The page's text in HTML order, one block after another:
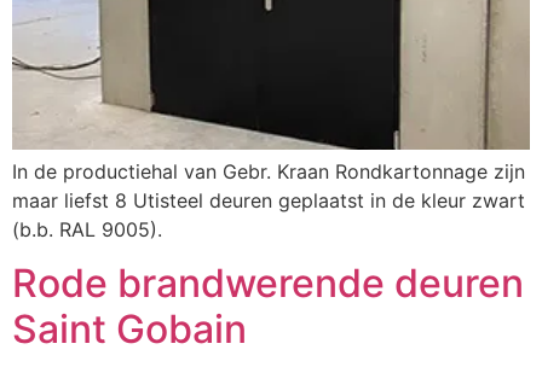
In de productiehal van Gebr. Kraan Rondkartonnage zijn
maar liefst 8 Utisteel deuren geplaatst in de kleur zwart
(b.b. RAL 9005).
Rode brandwerende deuren
Saint Gobain